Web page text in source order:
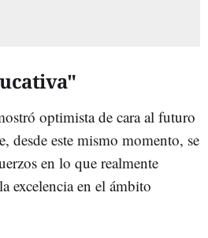
optimista de cara al futuro
desde este mismo momento, se
en lo que realmente
excelencia en el ámbito